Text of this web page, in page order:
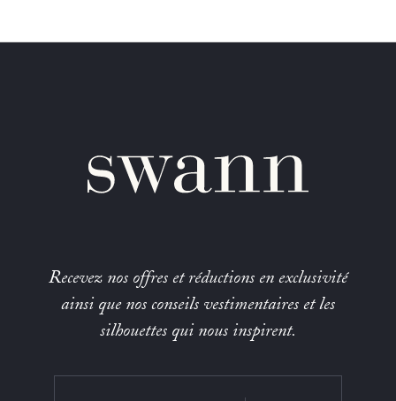
Recevez nos offres et réductions en exclusivité
ainsi que nos conseils vestimentaires et les
silhouettes qui nous inspirent.